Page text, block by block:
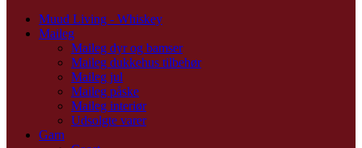
Muud Living - Whiskey
Maileg
Maileg dyr og bamser
Maileg dukkehus tilbehør
Maileg jul
Maileg påske
Maileg interiør
Udsolgte varer
Garn